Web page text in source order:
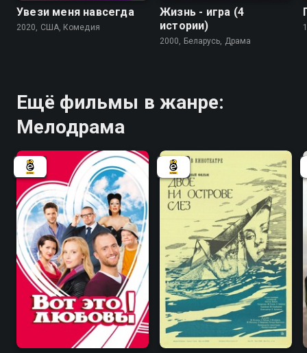
Увези меня навсегда
2020, США, Комедия
Жизнь - игра (4
истории)
2000, Беларусь, Драма
Ещё фильмы в жанре:
Мелодрама
7.0 5.8